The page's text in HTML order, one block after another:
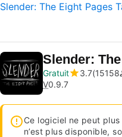
Slender: The Eight Pages
Slender:
Gratuit
3.7 15158
V0.9.7
Ce logiciel ne peut
n’est plus disponible,